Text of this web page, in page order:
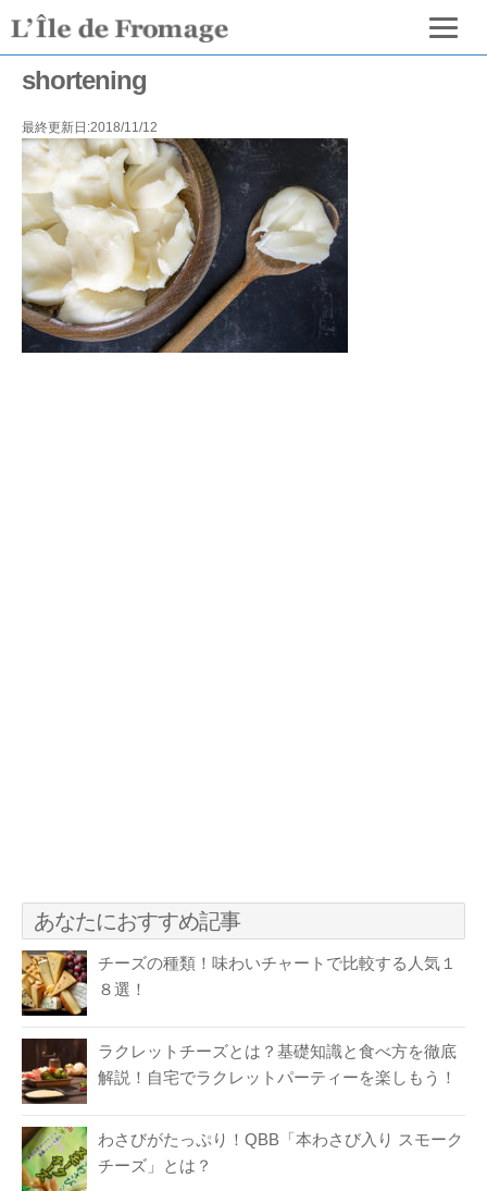
shortening
最終更新日:2018/11/12
あなたにおすすめ記事
チーズの種類！味わいチャートで比較する人気１
８選！
ラクレットチーズとは？基礎知識と食べ方を徹底
解説！自宅でラクレットパーティーを楽しもう！
わさびがたっぷり！QBB「本わさび入り スモーク
チーズ」とは？